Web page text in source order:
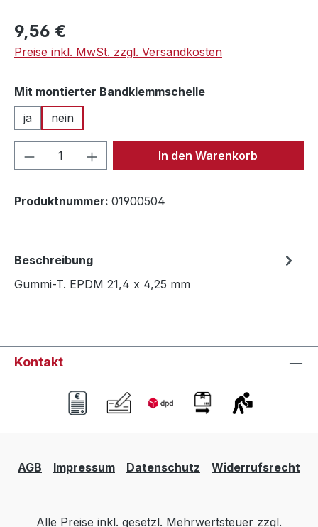
Regulärer Preis:
9,56 €
Preise inkl. MwSt. zzgl. Versandkosten
Mit montierter Bandklemmschelleauswählen
ja
nein
Produkt Anzahl: Gib denIn den Warenkorb
Produktnummer: 01900504
Beschreibung
Gummi-T. EPDM 21,4 x 4,25 mm
Kontakt
AGB Impressum Datenschutz Widerrufsrecht
Alle Preise inkl. gesetzl. Mehrwertsteuer zzgl.